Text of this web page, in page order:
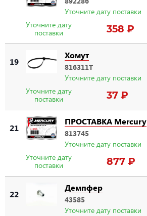
Уточните дату поставки
Уточните дату
поставки
358 ₽
19
Хомут
816311T
Уточните дату поставки
Уточните дату
поставки
37 ₽
21
ПРОСТАВКА Mercury
813745
Уточните дату поставки
Уточните дату
поставки
877 ₽
22
Демпфер
43585
Уточните дату поставки